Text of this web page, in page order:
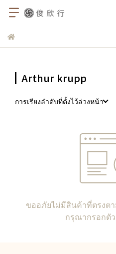
Arthur krupp
การเรียงลำดับที่ตั้งไว้ล่วงหน้า
ขออภัยไม่มีสินค้าที่ตรงต
กรุณากรอกตั